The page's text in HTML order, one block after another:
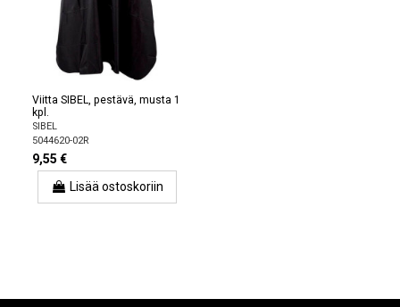
Viitta SIBEL, pestävä, musta 1
kpl.
SIBEL
5044620-02R
9,55 €
Lisää ostoskoriin